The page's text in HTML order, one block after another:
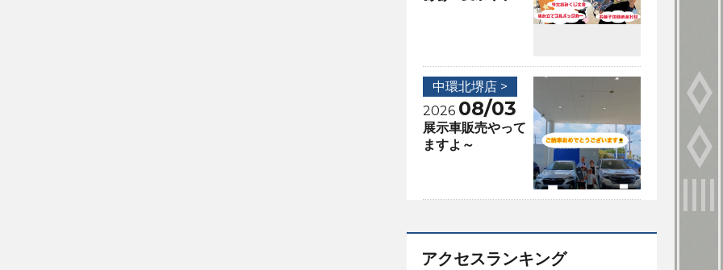
中環北堺店 >
2026 08/03
展示車販売やって
ますよ～
アクセスランキング